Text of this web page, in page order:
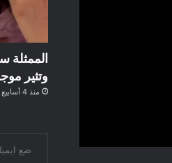
الممثلة
وتثير
منذ 4 أسابيع